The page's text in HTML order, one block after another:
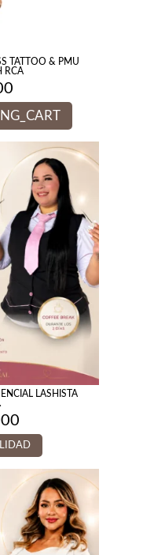
TATTOO & PMU
RCA
LASHISTA